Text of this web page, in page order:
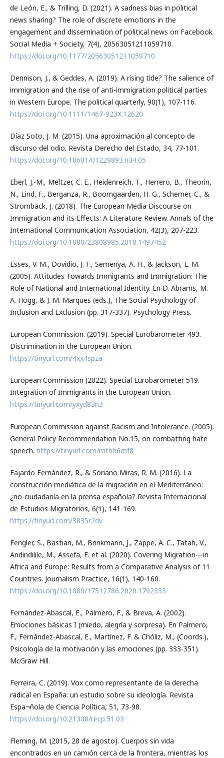
de León, E., & Trilling, D. (2021). A sadness bias in political
news sharing? The role of discrete emotions in the
engagement and dissemination of political news on Facebook.
Social Media + Society, 7(4), 20563051211059710.
https://doi.org/10.1177/20563051211059710
Dennison, J., & Geddes, A. (2019). A rising tide? The salience of
immigration and the rise of anti-immigration political parties
in Western Europe. The political quarterly, 90(1), 107-116.
https://doi.org/10.1111/1467-923X.12620
Díaz Soto, J. M. (2015). Una aproximación al concepto de
discurso del odio. Revista Derecho del Estado, 34, 77-101.
https://doi.org/10.18601/01229893.n34.05
Eberl, J.-M., Meltzer, C. E., Heidenreich, T., Herrero, B., Theorin,
N., Lind, F., Berganza, R., Boomgaarden, H. G., Schemer, C., &
Strömbäck, J. (2018). The European Media Discourse on
Immigration and its Effects: A Literature Review. Annals of the
International Communication Association, 42(3), 207-223.
https://doi.org/10.1080/23808985.2018.1497452
Esses, V. M., Dovidio, J. F., Semenya, A. H., & Jackson, L. M.
(2005). Attitudes Towards Immigrants and Immigration: The
Role of National and International Identity. En D. Abrams, M.
A. Hogg, & J. M. Marques (eds.), The Social Psychology of
Inclusion and Exclusion (pp. 317-337). Psychology Press.
European Commission. (2019). Special Eurobarometer 493.
Discrimination in the European Union.
https://tinyurl.com/4xx4spza
European Commission (2022). Special Eurobarometer 519.
Integration of Immigrants in the European Union.
https://tinyurl.com/yxyd83n3
European Commission against Racism and Intolerance. (2005).
General Policy Recommendation No.15, on combatting hate
speech. https://tinyurl.com/mthh6mf8
Fajardo Fernández, R., & Soriano Miras, R. M. (2016). La
construcción mediática de la migración en el Mediterráneo:
¿no-ciudadanía en la prensa española? Revista Internacional
de Estudios Migratorios, 6(1), 141-169.
https://tinyurl.com/3835r2dv
Fengler, S., Bastian, M., Brinkmann, J., Zappe, A. C., Tatah, V.,
Andindilile, M., Assefa, E. et al. (2020). Covering Migration—in
Africa and Europe: Results from a Comparative Analysis of 11
Countries. Journalism Practice, 16(1), 140-160.
https://doi.org/10.1080/17512786.2020.1792333
Fernández-Abascal, E., Palmero, F., & Breva, A. (2002).
Emociones básicas I (miedo, alegría y sorpresa). En Palmero,
F., Fernández-Abascal, E., Martínez, F. & Chóliz, M., (Coords.),
Psicología de la motivación y las emociones (pp. 333-351).
McGraw Hill.
Ferreira, C. (2019). Vox como representante de la derecha
radical en España: un estudio sobre su ideología. Revista
Espa¬ñola de Ciencia Política, 51, 73-98.
https://doi.org/10.21308/recp.51.03
Fleming, M. (2015, 28 de agosto). Cuerpos sin vida
encontrados en un camión cerca de la frontera, mientras los